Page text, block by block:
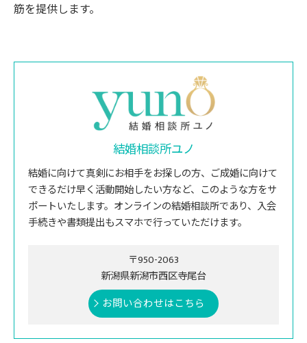
筋を提供します。
結婚相談所ユノ
結婚に向けて真剣にお相手をお探しの方、ご成婚に向けて
できるだけ早く活動開始したい方など、このような方をサ
ポートいたします。オンラインの結婚相談所であり、入会
手続きや書類提出もスマホで行っていただけます。
〒950-2063
新潟県新潟市西区寺尾台
お問い合わせはこちら